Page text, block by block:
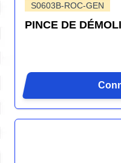
S0603B-ROC-GEN
PINCE DE